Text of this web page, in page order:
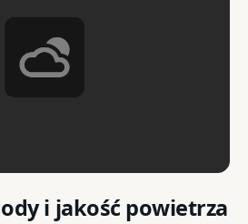
i jakość powietrza